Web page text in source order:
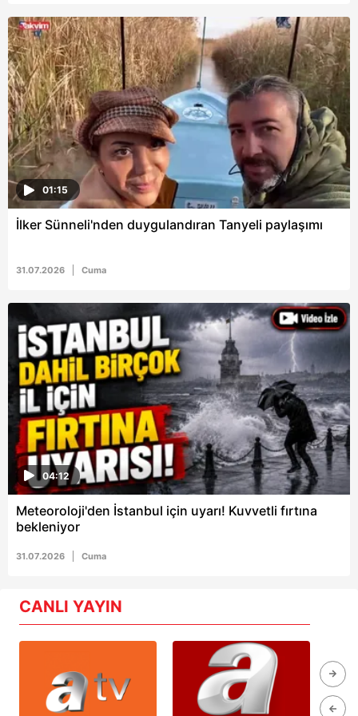
6698 sayılı Kişisel Verilerin Korunması Kanunu uyarınca
hazırlanmış Aydınlatma Metnimizi okumak ve sitemizde
ilgili mevzuata uygun olarak kullanılan çerezlerle ilgili bilgi
almak için lütfentıklayınız.
01:15
İlker Sünneli'nden duygulandıran Tanyeli paylaşımı
31.07.2026 Cuma
04:12
Meteoroloji'den İstanbul için uyarı! Kuvvetli fırtına
bekleniyor
31.07.2026 Cuma
CANLI YAYIN